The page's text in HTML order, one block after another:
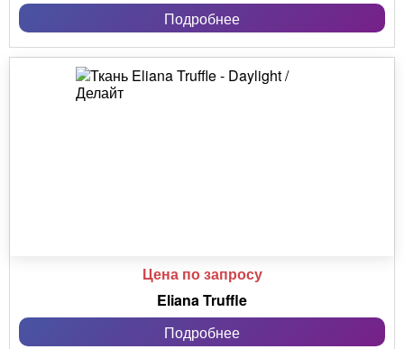
Подробнее
Цена по запросу
Eliana Truffle
Подробнее